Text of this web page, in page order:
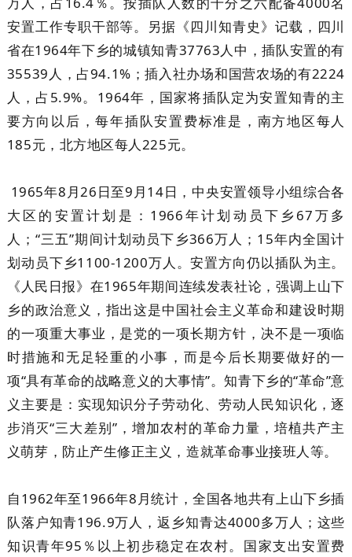
安置工作专职干部等。另据《四川知青史》记载，四川
省在1964年下乡的城镇知青37763人中，插队安置的有
35539人，占94.1%；插入社办场和国营农场的有2224
人，占5.9%。1964年，国家将插队定为安置知青的主
要方向以后，每年插队安置费标准是，南方地区每人
185元，北方地区每人225元。
1965年8月26日至9月14日，中央安置领导小组综合各
大区的安置计划是：1966年计划动员下乡67万多
人；“三五”期间计划动员下乡366万人；15年内全国计
划动员下乡1100-1200万人。安置方向仍以插队为主。
《人民日报》在1965年期间连续发表社论，强调上山下
乡的政治意义，指出这是中国社会主义革命和建设时期
的一项重大事业，是党的一项长期方针，决不是一项临
时措施和无足轻重的小事，而是今后长期要做好的一
项“具有革命的战略意义的大事情”。知青下乡的“革命”意
义主要是：实现知识分子劳动化、劳动人民知识化，逐
步消灭“三大差别”，增加农村的革命力量，培植共产主
义萌芽，防止产生修正主义，造就革命事业接班人等。
自1962年至1966年8月统计，全国各地共有上山下乡插
队落户知青196.9万人，返乡知青达4000多万人；这些
知识青年95％以上初步稳定在农村。国家支出安置费